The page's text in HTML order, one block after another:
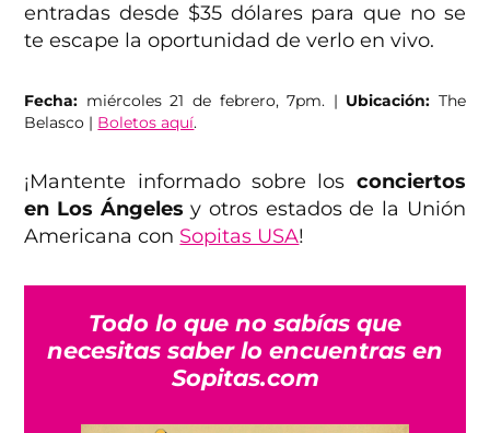
entradas desde $35 dólares para que no se
te escape la oportunidad de verlo en vivo.
Fecha: miércoles 21 de febrero, 7pm. | Ubicación: The
Belasco | Boletos aquí.
¡Mantente informado sobre los conciertos
en Los Ángeles y otros estados de la Unión
Americana con Sopitas USA!
Todo lo que no sabías que
necesitas saber lo encuentras en
Sopitas.com